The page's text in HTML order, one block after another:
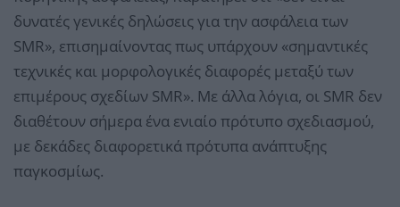
δυνατές γενικές δηλώσεις για την ασφάλεια των
SMR», επισημαίνοντας πως υπάρχουν «σημαντικές
τεχνικές και μορφολογικές διαφορές μεταξύ των
επιμέρους σχεδίων SMR». Με άλλα λόγια, οι SMR δεν
διαθέτουν σήμερα ένα ενιαίο πρότυπο σχεδιασμού,
με δεκάδες διαφορετικά πρότυπα ανάπτυξης
παγκοσμίως.